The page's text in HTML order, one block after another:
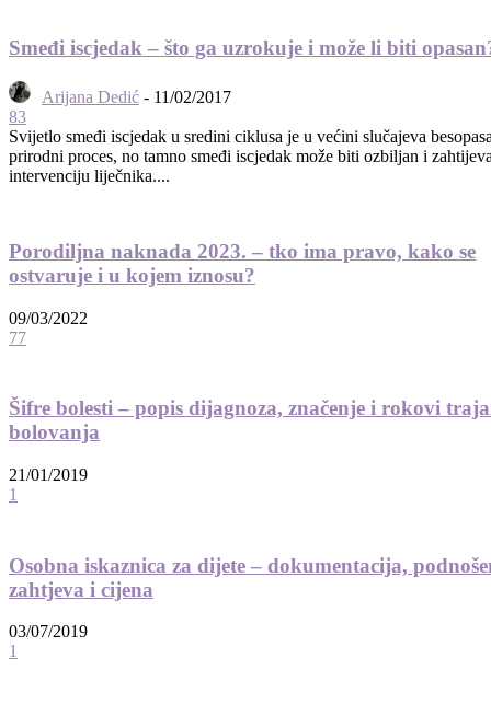
Smeđi iscjedak – što ga uzrokuje i može li biti
Arijana Dedić - 11/02/2017
83
Svijetlo smeđi iscjedak u sredini ciklusa je u većini slučajeva
prirodni proces, no tamno smeđi iscjedak može biti ozbiljan i
intervenciju liječnika....
Porodiljna naknada 2023. – tko ima pravo, kako se
ostvaruje i u kojem iznosu?
09/03/2022
77
Šifre bolesti – popis dijagnoza, značenje i rokovi
bolovanja
21/01/2019
1
Osobna iskaznica za dijete – dokumentacija,
zahtjeva i cijena
03/07/2019
1